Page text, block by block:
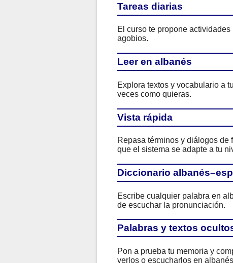
Tareas diarias
El curso te propone
agobios.
Leer en albanés
Explora textos y vocabulario a
veces como quieras.
Vista rápida
Repasa términos y diálogos
que el sistema se adapte a tu
Diccionario
Escribe cualquier palabra en
de escuchar la pronunciación.
Palabras y textos
Pon a prueba tu memoria y
verlos o escucharlos en